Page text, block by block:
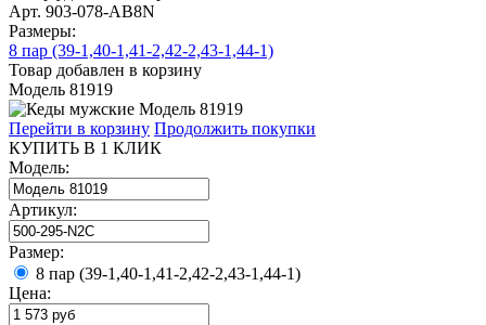
Арт. 903-078-АВ8N
Размеры:
8 пар (39-1,40-1,41-2,42-2,43-1,44-1)
Товар добавлен в корзину
Модель 81919
Перейти в корзину Продолжить покупки
КУПИТЬ В 1 КЛИК
Модель:
Артикул:
Размер:
8 пар (39-1,40-1,41-2,42-2,43-1,44-1)
Цена: